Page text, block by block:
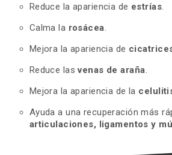
Reduce la apariencia de estrías.
Calma la rosácea.
Mejora la apariencia de
Reduce lasvenas de araña.
Mejora la apariencia de la
Ayuda a una recuperación más
articulaciones, ligamentos y